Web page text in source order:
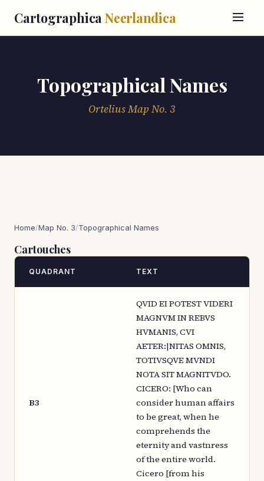
Cartographica Neerlandica
Topographical Names
Ortelius Map No. 3
Home/Map No. 3/Topographical Names
Cartouches
QUADRANT TEXT
B3
QVID EI POTEST VIDERI
MAGNVM IN REBVS
HVMANIS, CVI
AETER:|NITAS OMNIS,
TOTIVSQVE MVNDI
NOTA SIT MAGNITVDO.
CICERO: [Who can
consider human affairs
to be great, when he
comprehends the
eternity and vastnress
of the entire world.
Cicero [from his